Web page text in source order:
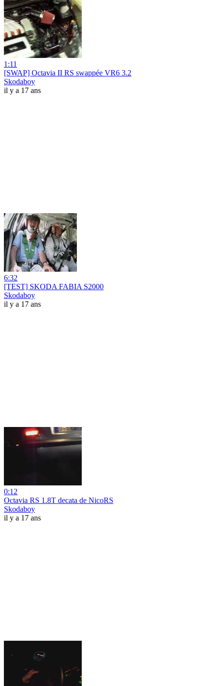
1:11
[SWAP] Octavia II RS swappée VR6 3.2
Skodaboy
il y a 17 ans
6:32
[TEST] SKODA FABIA S2000
Skodaboy
il y a 17 ans
0:12
Octavia RS 1.8T decata de NicoRS
Skodaboy
il y a 17 ans